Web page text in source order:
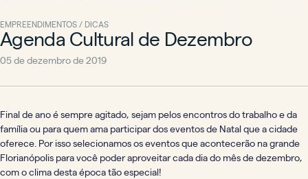
Agenda Cultural de Dezembro
EMPREENDIMENTOS / DICAS
05 de dezembro de 2019
Final de ano é sempre agitado, sejam pelos encontros do trabalho e da
família ou para quem ama participar dos eventos de Natal que a cidade
oferece. Por isso selecionamos os eventos que acontecerão na grande
Florianópolis para você poder aproveitar cada dia do mês de dezembro,
com o clima desta época tão especial!